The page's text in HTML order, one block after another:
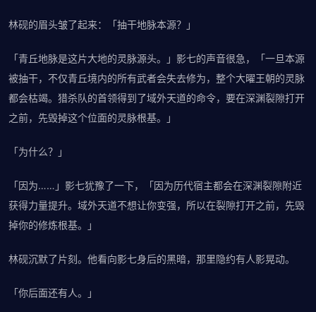
林砚的眉头皱了起来：「抽干地脉本源？」
「青丘地脉是这片大地的灵脉源头。」影七的声音很急，「一旦本源
被抽干，不仅青丘境内的所有武者会失去修为，整个大曜王朝的灵脉
都会枯竭。猎杀队的首领得到了域外天道的命令，要在深渊裂隙打开
之前，先毁掉这个位面的灵脉根基。」
「为什么？」
「因为……」影七犹豫了一下，「因为历代宿主都会在深渊裂隙附近
获得力量提升。域外天道不想让你变强，所以在裂隙打开之前，先毁
掉你的修炼根基。」
林砚沉默了片刻。他看向影七身后的黑暗，那里隐约有人影晃动。
「你后面还有人。」